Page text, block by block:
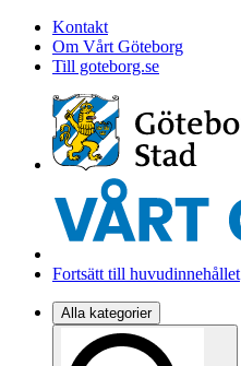
Kontakt
Om Vårt Göteborg
Till goteborg.se
Fortsätt till huvudinnehållet
Alla kategorier